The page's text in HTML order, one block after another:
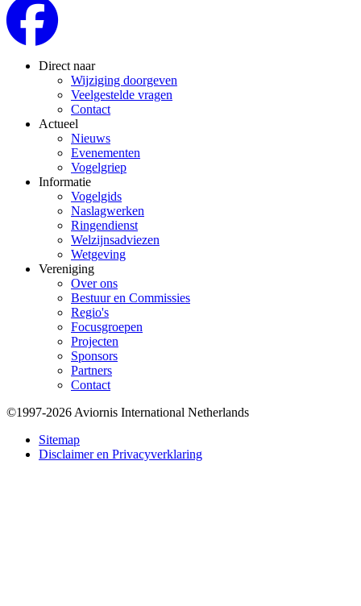
Direct naar
Wijziging doorgeven
Veelgestelde vragen
Contact
Actueel
Nieuws
Evenementen
Vogelgriep
Informatie
Vogelgids
Naslagwerken
Ringendienst
Welzijnsadviezen
Wetgeving
Vereniging
Over ons
Bestuur en Commissies
Regio's
Focusgroepen
Projecten
Sponsors
Partners
Contact
Bottom
©1997-2026 Aviornis International Netherlands
Sitemap
Disclaimer en Privacyverklaring